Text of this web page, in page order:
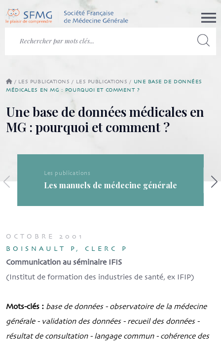
/ LES PUBLICATIONS / LES PUBLICATIONS / UNE BASE DE DONNÉES
MÉDICALES EN MG : POURQUOI ET COMMENT ?
Une base de données médicales en
MG : pourquoi et comment ?
Les publications
Les manuels de médecine générale
OCTOBRE 2001
BOISNAULT P, CLERC P
Communication au séminaire IFIS
(Institut de formation des industries de santé, ex IFIP)
Mots-clés : base de données - observatoire de la médecine
générale - validation des données - recueil des données -
résultat de consultation - langage commun - cohérence des